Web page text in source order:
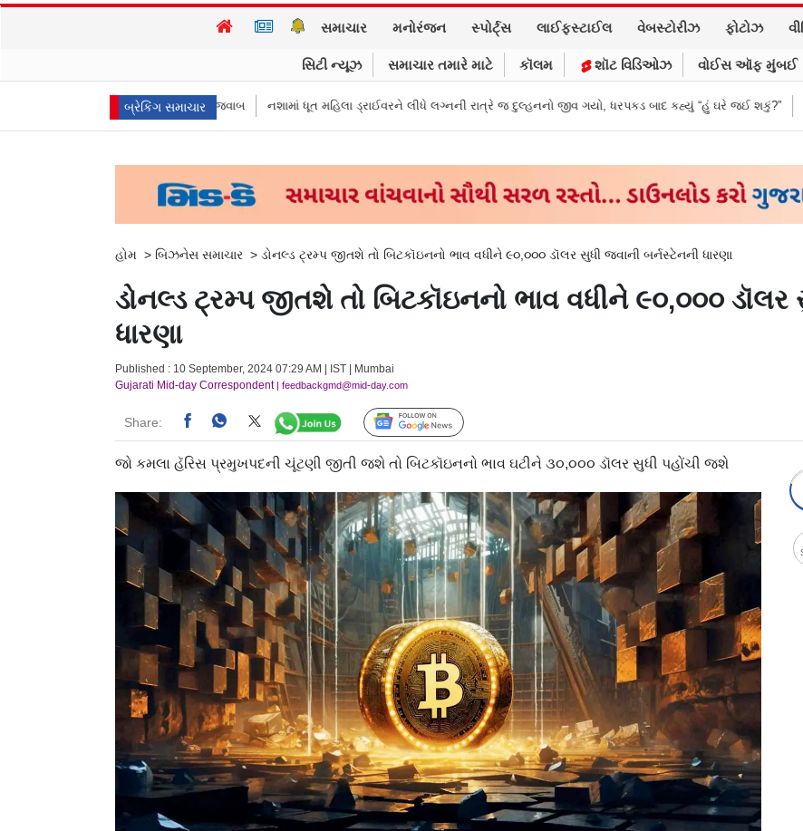
સમાચાર મનોરંજન સ્પોર્ટ્સ લાઈફસ્ટાઈલ વેબસ્ટોરીઝ ફોટોઝ
સિટી ન્યૂઝ સમાચાર તમારે માટે કૉલમ શૉટ વિડિઓઝ વોઈસ ઑફ મુંબઈ
બ્રેકિંગ સમાચાર
આપ્યો રમૂજી જવાબ નશામાં ધૂત મહિલા ડ્રાઈવરને લીધે લગ્નની રાત્રે જ દુલ્હનનો જીવ ગયો, ધરપકડ બાદ કહ્યું “હું ઘરે જઈ શકું?” ‘હું બાબા બાગેશ્વર
હોમ > બિઝનેસ સમાચાર > ડોનલ્ડ ટ્રમ્પ જીતશે તો બિટકૉઇનનો ભાવ વધીને ૯૦,૦૦૦ ડૉલર સુધી જવાની બર્નસ્ટેનની ધારણા
ડોનલ્ડ ટ્રમ્પ જીતશે તો બિટકૉઇનનો ભાવ વધીને ૯૦,૦૦૦ ડૉલર
ધારણા
Published : 10 September, 2024 07:29 AM | IST | Mumbai
Gujarati Mid-day Correspondent| feedbackgmd@mid-day.com
Share: Follow Us
જો કમલા હૅરિસ પ્રમુખપદની ચૂંટણી જીતી જશે તો બિટકૉઇનનો ભાવ ઘટીને ૩૦,૦૦૦ ડૉલર સુધી પહોંચી જશે